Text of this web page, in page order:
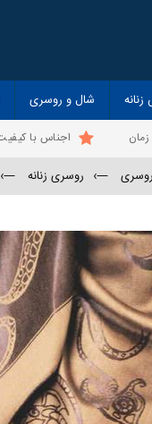
شال و روسری
اجناس با
—› روسری زنانه —›